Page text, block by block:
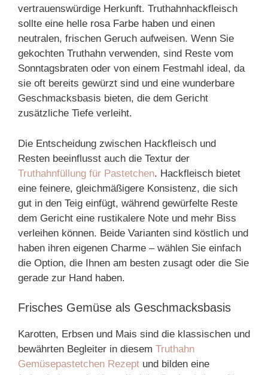
vertrauenswürdige Herkunft. Truthahnhackfleisch
sollte eine helle rosa Farbe haben und einen
neutralen, frischen Geruch aufweisen. Wenn Sie
gekochten Truthahn verwenden, sind Reste vom
Sonntagsbraten oder von einem Festmahl ideal, da
sie oft bereits gewürzt sind und eine wunderbare
Geschmacksbasis bieten, die dem Gericht
zusätzliche Tiefe verleiht.
Die Entscheidung zwischen Hackfleisch und
Resten beeinflusst auch die Textur der
Truthahnfüllung für Pastetchen. Hackfleisch bietet
eine feinere, gleichmäßigere Konsistenz, die sich
gut in den Teig einfügt, während gewürfelte Reste
dem Gericht eine rustikalere Note und mehr Biss
verleihen können. Beide Varianten sind köstlich und
haben ihren eigenen Charme – wählen Sie einfach
die Option, die Ihnen am besten zusagt oder die Sie
gerade zur Hand haben.
Frisches Gemüse als Geschmacksbasis
Karotten, Erbsen und Mais sind die klassischen und
bewährten Begleiter in diesem Truthahn
Gemüsepastetchen Rezept und bilden eine